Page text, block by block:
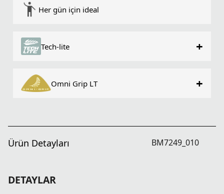
Her gün için ideal
Tech-lite +
Omni Grip LT +
Ürün Detayları BM7249_010
DETAYLAR